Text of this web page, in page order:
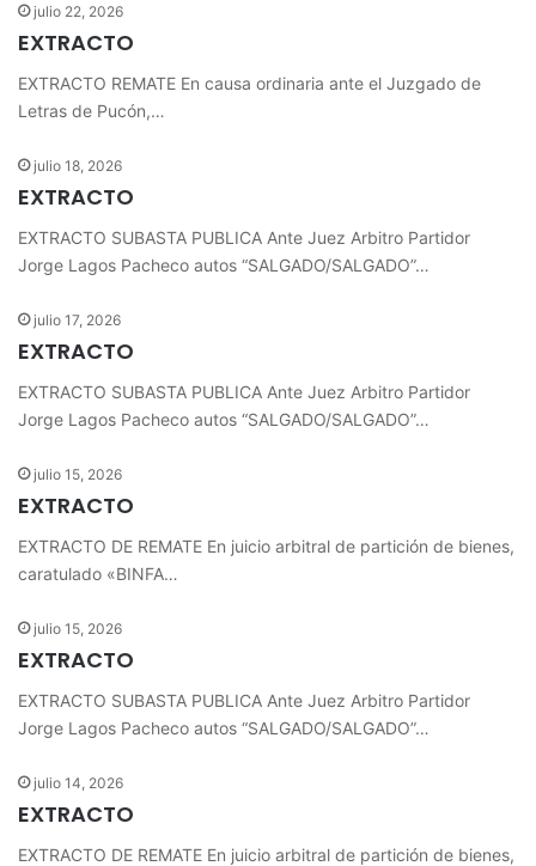
julio 22, 2026
EXTRACTO
EXTRACTO REMATE En causa ordinaria ante el Juzgado de
Letras de Pucón,…
julio 18, 2026
EXTRACTO
EXTRACTO SUBASTA PUBLICA Ante Juez Arbitro Partidor
Jorge Lagos Pacheco autos “SALGADO/SALGADO”…
julio 17, 2026
EXTRACTO
EXTRACTO SUBASTA PUBLICA Ante Juez Arbitro Partidor
Jorge Lagos Pacheco autos “SALGADO/SALGADO”…
julio 15, 2026
EXTRACTO
EXTRACTO DE REMATE En juicio arbitral de partición de bienes,
caratulado «BINFA…
julio 15, 2026
EXTRACTO
EXTRACTO SUBASTA PUBLICA Ante Juez Arbitro Partidor
Jorge Lagos Pacheco autos “SALGADO/SALGADO”…
julio 14, 2026
EXTRACTO
EXTRACTO DE REMATE En juicio arbitral de partición de bienes,